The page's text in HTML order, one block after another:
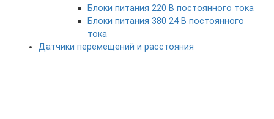
Блоки питания 220 В постоянного тока
Блоки питания 380 24 В постоянного
тока
Датчики перемещений и расстояния